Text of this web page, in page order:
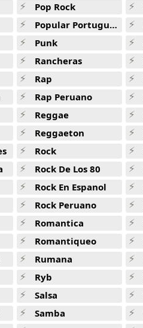
Pop Rock
Popular Portuguesa
Punk
Rancheras
Rap
Rap Peruano
Reggae
Reggaeton
Rock
Rock De Los 80
Rock En Espanol
Rock Peruano
Romantica
Romantiqueo
Rumana
Ryb
Salsa
Samba